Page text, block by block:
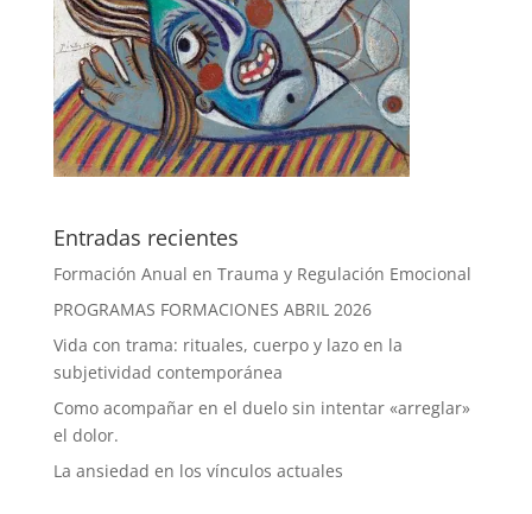
Entradas recientes
Formación Anual en Trauma y Regulación Emocional
PROGRAMAS FORMACIONES ABRIL 2026
Vida con trama: rituales, cuerpo y lazo en la
subjetividad contemporánea
Como acompañar en el duelo sin intentar «arreglar»
el dolor.
La ansiedad en los vínculos actuales